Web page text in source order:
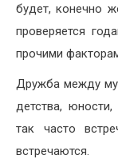
будет, конечно
проверяется
прочими
Дружба между
детства,
так часто
встречаются.